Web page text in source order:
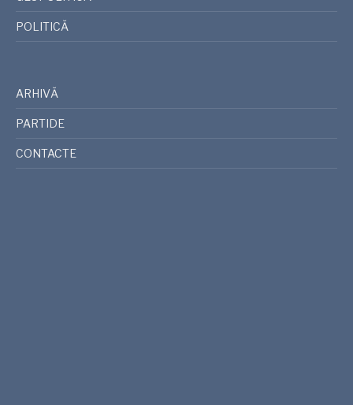
POLITICĂ
ARHIVĂ
PARTIDE
CONTACTE